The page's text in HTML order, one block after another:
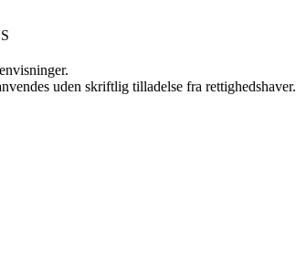
uden skriftlig tilladelse fra rettighedshaver.